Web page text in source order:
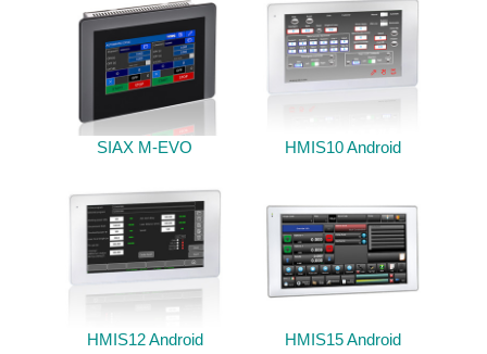
SIAX M-EVO HMIS10 Android
HMIS12 Android HMIS15 Android